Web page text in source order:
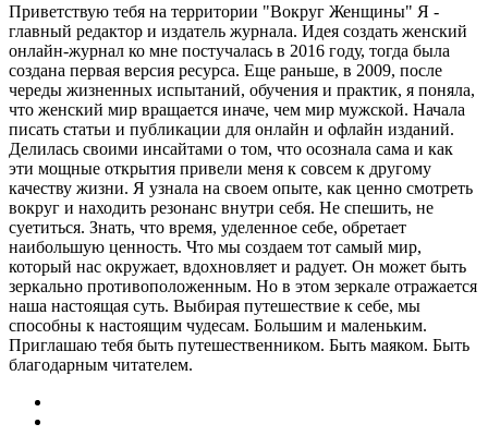
Приветствую тебя на территории "Вокруг Женщины" Я -
главный редактор и издатель журнала. Идея создать женский
онлайн-журнал ко мне постучалась в 2016 году, тогда была
создана первая версия ресурса. Еще раньше, в 2009, после
череды жизненных испытаний, обучения и практик, я поняла,
что женский мир вращается иначе, чем мир мужской. Начала
писать статьи и публикации для онлайн и офлайн изданий.
Делилась своими инсайтами о том, что осознала сама и как
эти мощные открытия привели меня к совсем к другому
качеству жизни. Я узнала на своем опыте, как ценно смотреть
вокруг и находить резонанс внутри себя. Не спешить, не
суетиться. Знать, что время, уделенное себе, обретает
наибольшую ценность. Что мы создаем тот самый мир,
который нас окружает, вдохновляет и радует. Он может быть
зеркально противоположенным. Но в этом зеркале отражается
наша настоящая суть. Выбирая путешествие к себе, мы
способны к настоящим чудесам. Большим и маленьким.
Приглашаю тебя быть путешественником. Быть маяком. Быть
благодарным читателем.